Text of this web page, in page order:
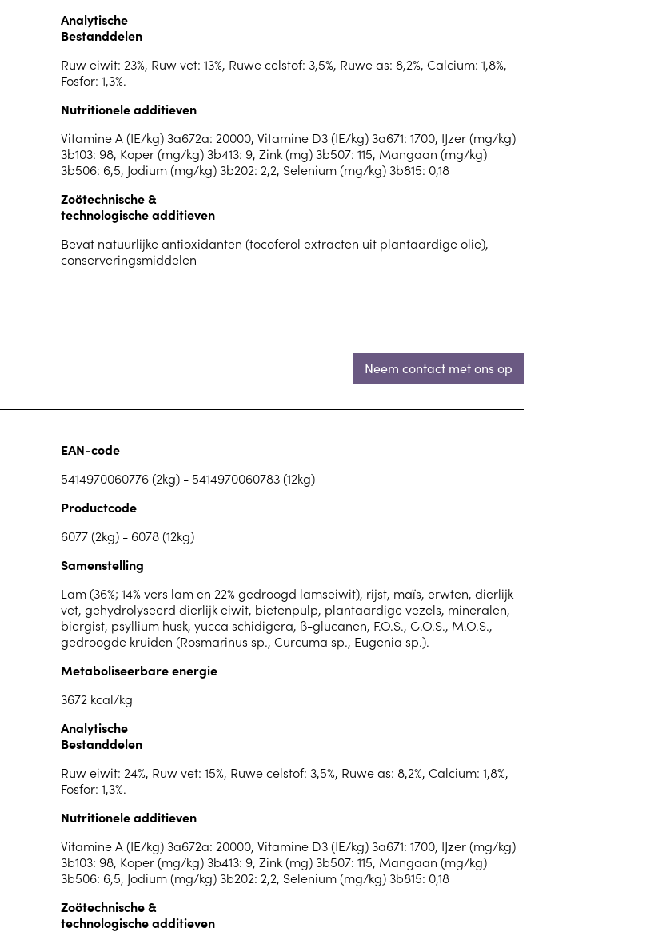
Analytische
Bestanddelen
Ruw eiwit: 23%, Ruw vet: 13%, Ruwe celstof: 3,5%, Ruwe as: 8,2%, Calcium: 1,8%,
Fosfor: 1,3%.
Nutritionele additieven
Vitamine A (IE/kg) 3a672a: 20000, Vitamine D3 (IE/kg) 3a671: 1700, IJzer (mg/kg)
3b103: 98, Koper (mg/kg) 3b413: 9, Zink (mg) 3b507: 115, Mangaan (mg/kg)
3b506: 6,5, Jodium (mg/kg) 3b202: 2,2, Selenium (mg/kg) 3b815: 0,18
Zoötechnische &
technologische additieven
Bevat natuurlijke antioxidanten (tocoferol extracten uit plantaardige olie),
conserveringsmiddelen
Neem contact met ons op
EAN-code
5414970060776 (2kg) - 5414970060783 (12kg)
Productcode
6077 (2kg) - 6078 (12kg)
Samenstelling
Lam (36%; 14% vers lam en 22% gedroogd lamseiwit), rijst, maïs, erwten, dierlijk
vet, gehydrolyseerd dierlijk eiwit, bietenpulp, plantaardige vezels, mineralen,
biergist, psyllium husk, yucca schidigera, ß-glucanen, F.O.S., G.O.S., M.O.S.,
gedroogde kruiden (Rosmarinus sp., Curcuma sp., Eugenia sp.).
Metaboliseerbare energie
3672 kcal/kg
Analytische
Bestanddelen
Ruw eiwit: 24%, Ruw vet: 15%, Ruwe celstof: 3,5%, Ruwe as: 8,2%, Calcium: 1,8%,
Fosfor: 1,3%.
Nutritionele additieven
Vitamine A (IE/kg) 3a672a: 20000, Vitamine D3 (IE/kg) 3a671: 1700, IJzer (mg/kg)
3b103: 98, Koper (mg/kg) 3b413: 9, Zink (mg) 3b507: 115, Mangaan (mg/kg)
3b506: 6,5, Jodium (mg/kg) 3b202: 2,2, Selenium (mg/kg) 3b815: 0,18
Zoötechnische &
technologische additieven